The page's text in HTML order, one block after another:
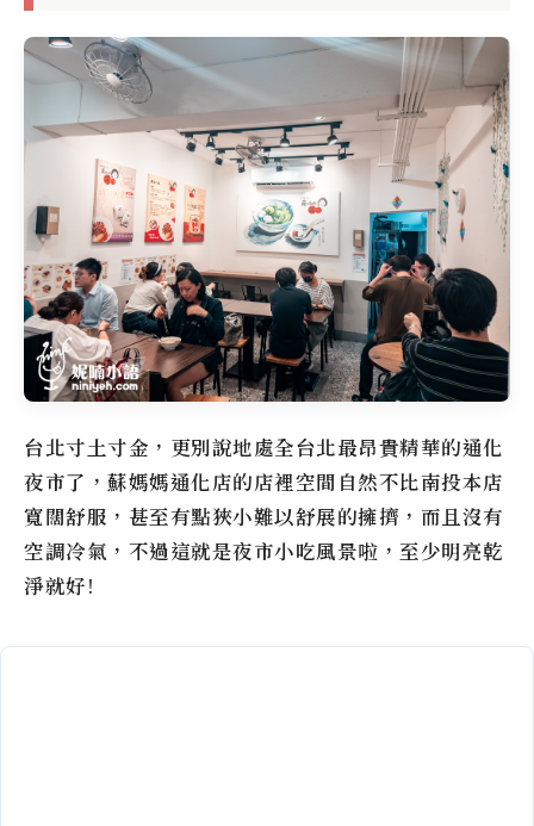
台北寸土寸金，更別說地處全台北最昂貴精華的通化
夜市了，蘇媽媽通化店的店裡空間自然不比南投本店
寬闊舒服，甚至有點狹小難以舒展的擁擠，而且沒有
空調冷氣，不過這就是夜市小吃風景啦，至少明亮乾
淨就好!